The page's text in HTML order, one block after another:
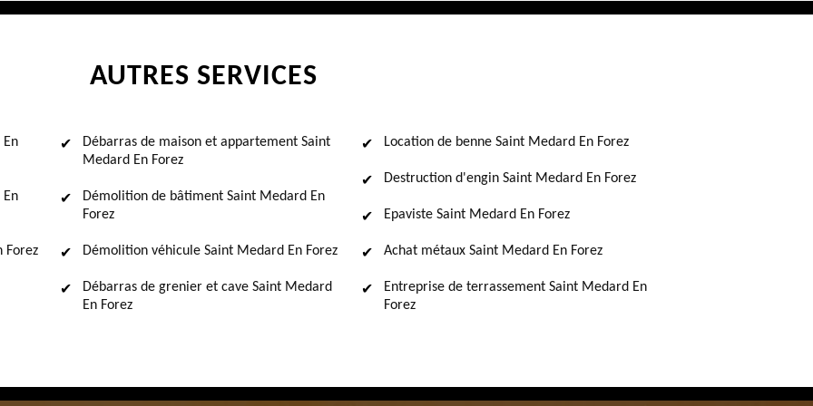
AUTRES SERVICES
Forez
Débarras de maison et appartement Saint
Medard En Forez
Démolition de bâtiment Saint Medard En
Forez
Démolition véhicule Saint Medard En Forez
Débarras de grenier et cave Saint Medard
En Forez
Location de benne Saint Medard En Forez
Destruction d'engin Saint Medard En Forez
Epaviste Saint Medard En Forez
Achat métaux Saint Medard En Forez
Entreprise de terrassement Saint Medard En
Forez